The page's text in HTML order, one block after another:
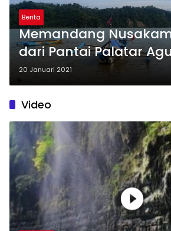
Berita
Memandang
dari Pantai Palatar
Alternatif Masa
20 Januari 2021
Video